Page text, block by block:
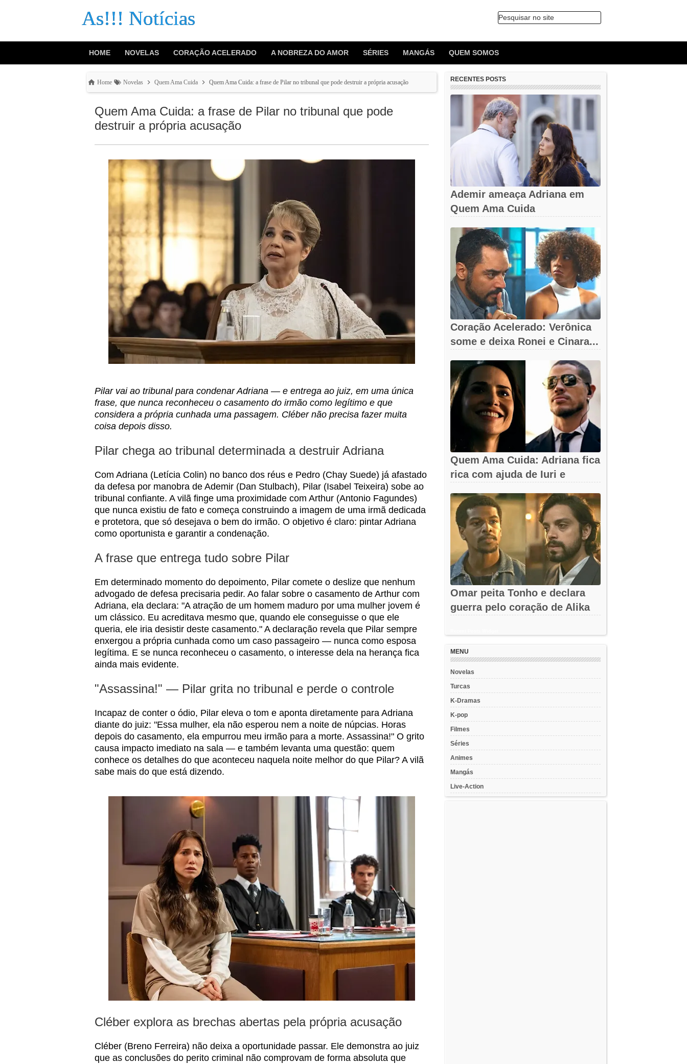
As!!! Notícias Pesquisar no site
HOME NOVELAS CORAÇÃO ACELERADO A NOBREZA DO AMOR SÉRIES MANGÁS QUEM SOMOS
Home Novelas Quem Ama Cuida Quem Ama Cuida: a frase de Pilar no tribunal que pode destruir a própria acusação
Quem Ama Cuida: a frase de Pilar no tribunal que pode
destruir a própria acusação
Pilar vai ao tribunal para condenar Adriana — e entrega ao juiz, em uma única
frase, que nunca reconheceu o casamento do irmão como legítimo e que
considera a própria cunhada uma passagem. Cléber não precisa fazer muita
coisa depois disso.
Pilar chega ao tribunal determinada a destruir Adriana
Com Adriana (Letícia Colin) no banco dos réus e Pedro (Chay Suede) já afastado
da defesa por manobra de Ademir (Dan Stulbach), Pilar (Isabel Teixeira) sobe ao
tribunal confiante. A vilã finge uma proximidade com Arthur (Antonio Fagundes)
que nunca existiu de fato e começa construindo a imagem de uma irmã dedicada
e protetora, que só desejava o bem do irmão. O objetivo é claro: pintar Adriana
como oportunista e garantir a condenação.
A frase que entrega tudo sobre Pilar
Em determinado momento do depoimento, Pilar comete o deslize que nenhum
advogado de defesa precisaria pedir. Ao falar sobre o casamento de Arthur com
Adriana, ela declara: "A atração de um homem maduro por uma mulher jovem é
um clássico. Eu acreditava mesmo que, quando ele conseguisse o que ele
queria, ele iria desistir deste casamento." A declaração revela que Pilar sempre
enxergou a própria cunhada como um caso passageiro — nunca como esposa
legítima. E se nunca reconheceu o casamento, o interesse dela na herança fica
ainda mais evidente.
"Assassina!" — Pilar grita no tribunal e perde o controle
Incapaz de conter o ódio, Pilar eleva o tom e aponta diretamente para Adriana
diante do juiz: "Essa mulher, ela não esperou nem a noite de núpcias. Horas
depois do casamento, ela empurrou meu irmão para a morte. Assassina!" O grito
causa impacto imediato na sala — e também levanta uma questão: quem
conhece os detalhes do que aconteceu naquela noite melhor do que Pilar? A vilã
sabe mais do que está dizendo.
Cléber explora as brechas abertas pela própria acusação
Cléber (Breno Ferreira) não deixa a oportunidade passar. Ele demonstra ao juiz
que as conclusões do perito criminal não comprovam de forma absoluta que
RECENTES POSTS
Ademir ameaça Adriana em
Quem Ama Cuida
Coração Acelerado: Verônica
some e deixa Ronei e Cinara...
Quem Ama Cuida: Adriana fica
rica com ajuda de Iuri e
Omar peita Tonho e declara
guerra pelo coração de Alika
MENU
Novelas
Turcas
K-Dramas
K-pop
Filmes
Séries
Animes
Mangás
Live-Action